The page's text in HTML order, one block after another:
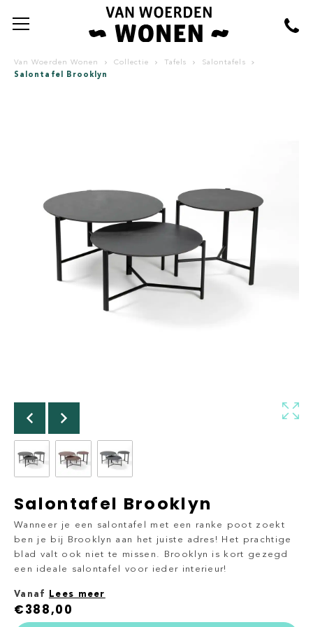
Van Woerden Wonen Collectie Tafels Salontafels
Salontafel Brooklyn
Salontafel Brooklyn
Wanneer je een salontafel met een ranke poot zoekt
ben je bij Brooklyn aan het juiste adres! Het prachtige
blad valt ook niet te missen. Brooklyn is kort gezegd
een ideale salontafel voor ieder interieur!
Vanaf Lees meer
€388,00